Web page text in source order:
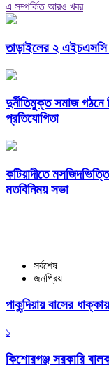
এ সম্পর্কিত আরও খবর
তাড়াইলের ২ এইচএসসি
দুর্নীতিমুক্ত সমাজ গঠনে
প্রতিযোগিতা
কটিয়াদীতে
মতবিনিময় সভা
সর্বশেষ
জনপ্রিয়
পাকুন্দিয়ায় বাসের
১
কিশোরগঞ্জ সরকারি